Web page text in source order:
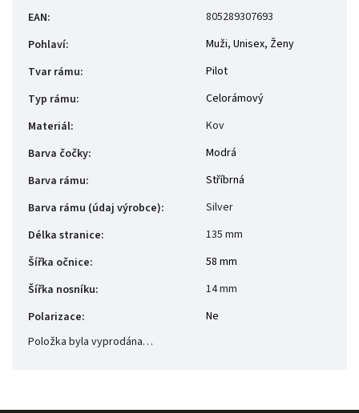
EAN:
805289307693
Pohlaví: Muži, Unisex, Ženy
Tvar rámu:
Pilot
Typ rámu:
Celorámový
Materiál:
Kov
Barva čočky:
Modrá
Barva rámu:
Stříbrná
Barva rámu (údaj výrobce):
Silver
Délka stranice:
135 mm
Šířka očnice:
58 mm
Šířka nosníku:
14 mm
Polarizace:
Ne
Položka byla vyprodána…